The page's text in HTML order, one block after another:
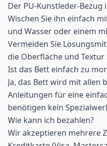
Der PU-Kunstleder-
Wischen Sie ihn einfach
und Wasser oder einem
Vermeiden Sie
die Oberfläche und
Ist das Bett einfach zu
Ja, das Bett wird mit allen
Anleitungen für eine
benötigen kein
Wie kann ich bezahlen?
Wir akzeptieren mehrere